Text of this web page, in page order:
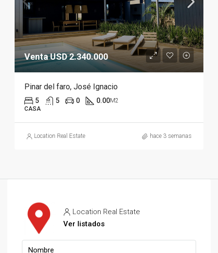
Venta USD 2.340.000
Pinar del faro, José Ignacio
5 5 0 0.00M2
CASA
Location Real Estate hace 3 semanas
Location Real Estate
Ver listados